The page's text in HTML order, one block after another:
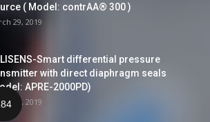
( Model: contrAA® 300 )
29, 2019
Smart differential pressure
with direct diaphragm seals
APRE-2000PD)
29, 2019